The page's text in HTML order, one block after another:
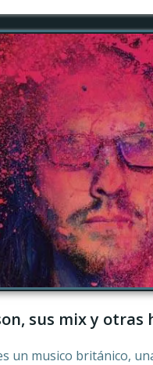
sus mix y otras
un musico británico,